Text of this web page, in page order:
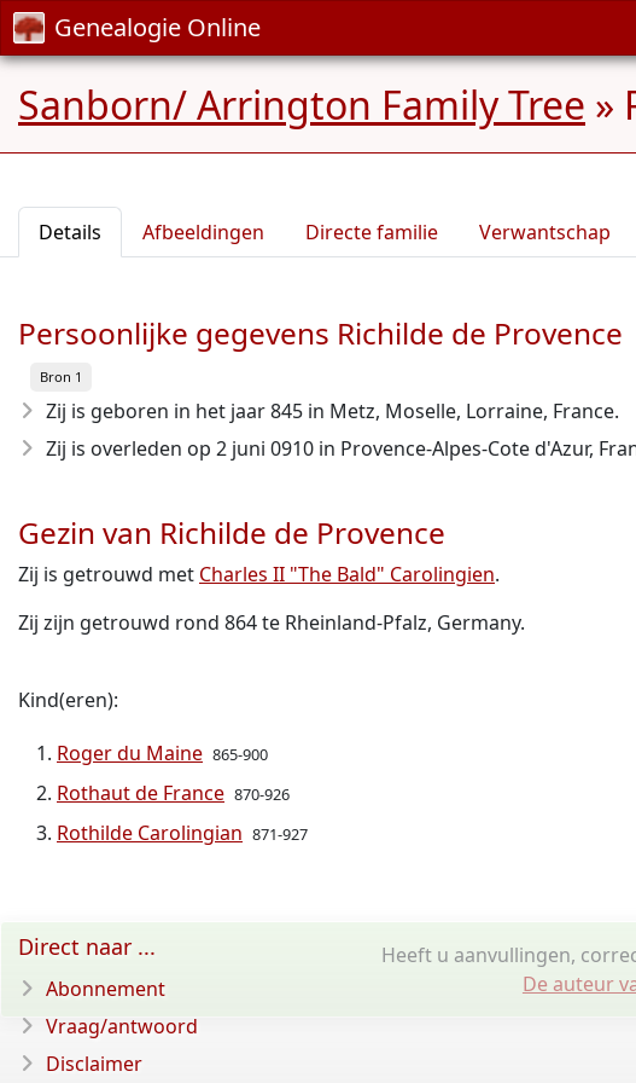
Genealogie Online
Sanborn/ Arrington Family Tree »
Details Afbeeldingen Directe familie Verwantschap
Persoonlijke gegevens Richilde de Provence
Bron 1
Zij is geboren in het jaar 845 in Metz, Moselle, Lorraine, France.
Zij is overleden op 2 juni 0910 in Provence-Alpes-Cote d'Azur,
Gezin van Richilde de Provence
Zij is getrouwd met Charles II "The Bald" Carolingien.
Zij zijn getrouwd rond 864 te Rheinland-Pfalz, Germany.
Kind(eren):
Roger du Maine 865-900
Rothaut de France 870-926
Rothilde Carolingian 871-927
Heeft u aanvullingen,
De auteur
Direct naar ...
Abonnement
Vraag/antwoord
Disclaimer